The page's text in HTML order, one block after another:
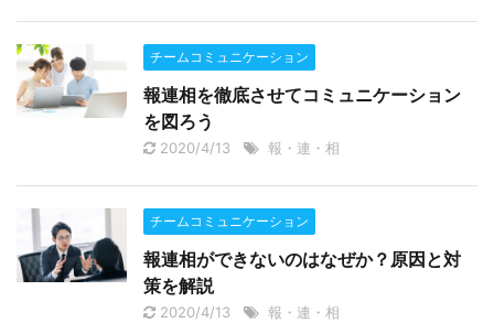
チームコミュニケーション
報連相を徹底させてコミュニケーション
を図ろう
2020/4/13 報・連・相
チームコミュニケーション
報連相ができないのはなぜか？原因と対
策を解説
2020/4/13 報・連・相